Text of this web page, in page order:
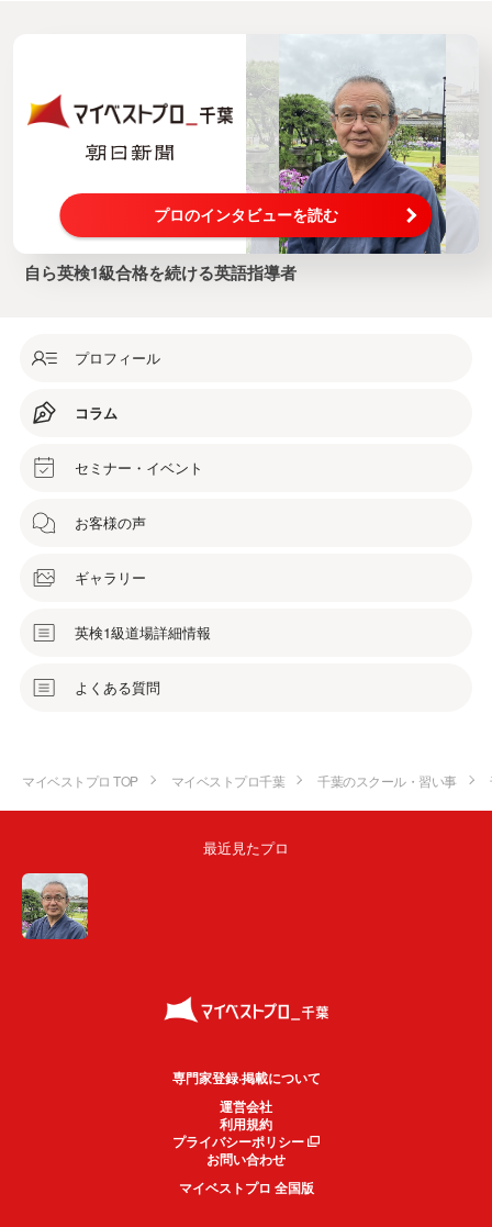
プロのインタビューを読む
自ら英検1級合格を続ける英語指導者
プロフィール
コラム
セミナー・イベント
お客様の声
ギャラリー
英検1級道場詳細情報
よくある質問
マイベストプロ TOP マイベストプロ千葉 千葉のスクール・習い事
最近見たプロ
専門家登録·掲載について
運営会社
利用規約
プライバシーポリシー
お問い合わせ
マイベストプロ 全国版